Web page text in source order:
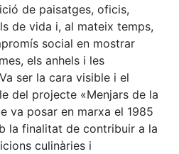
de paisatges, oficis,
de vida i, al mateix temps,
social en mostrar
els anhels i les
ser la cara visible i el
del projecte «Menjars de la
va posar en marxa el 1985
la finalitat de contribuir a la
culinàries i